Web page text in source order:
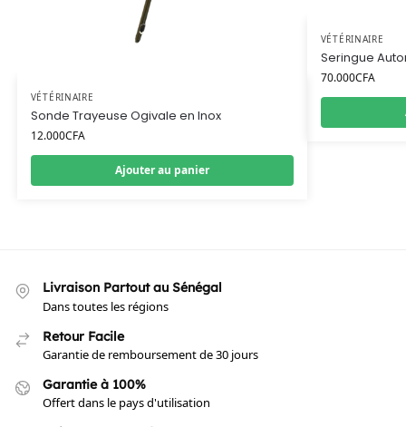
VÉTÉRINAIRE
Sonde Trayeuse Ogivale en Inox
12.000CFA
Ajouter au panier
VÉTÉRINAIRE
Seringue
70.000CFA
Livraison Partout au Sénégal
Dans toutes les régions
Retour Facile
Garantie de remboursement de 30 jours
Garantie à 100%
Offert dans le pays d'utilisation